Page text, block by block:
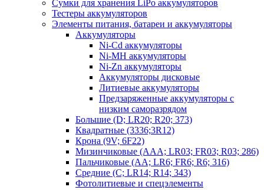
Сумки для хранения LiPo аккумуляторов
Тестеры аккумуляторов
Элементы питания, батареи и аккумуляторы
Аккумуляторы
Ni-Cd аккумуляторы
Ni-MH аккумуляторы
Ni-Zn аккумуляторы
Аккумуляторы дисковые
Литиевые аккумуляторы
Предзаряженные аккумуляторы с
низким саморазрядом
Большие (D; LR20; R20; 373)
Квадратные (3336;3R12)
Крона (9V; 6F22)
Мизинчиковые (AAA; LR03; FR03; R03; 286)
Пальчиковые (AA; LR6; FR6; R6; 316)
Средние (C; LR14; R14; 343)
Фотолитиевые и спецэлементы